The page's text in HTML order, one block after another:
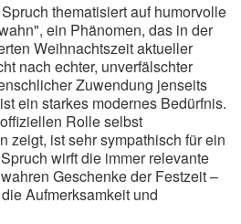
thematisiert auf humorvolle
ein Phänomen, das in der
Weihnachtszeit aktueller
nach echter, unverfälschter
Zuwendung jenseits
ein starkes modernes Bedürfnis.
Rolle selbst
zeigt, ist sehr sympathisch für ein
wirft die immer relevante
Geschenke der Festzeit –
Aufmerksamkeit und